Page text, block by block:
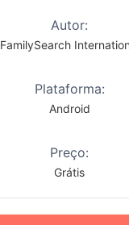
Autor:
FamilySearch
Plataforma:
Android
Preço:
Grátis